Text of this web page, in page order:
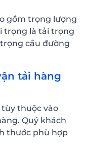
gồm trọng lượng
trọng là tải trọng
cầu đường
tải hàng
thuộc vào
Quý khách
thước phù hợp